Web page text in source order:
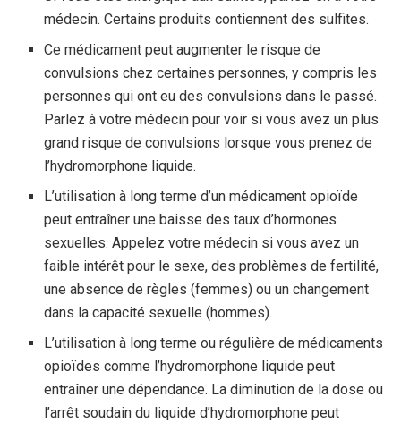
médecin. Certains produits contiennent des sulfites.
Ce médicament peut augmenter le risque de
convulsions chez certaines personnes, y compris les
personnes qui ont eu des convulsions dans le passé.
Parlez à votre médecin pour voir si vous avez un plus
grand risque de convulsions lorsque vous prenez de
l’hydromorphone liquide.
L’utilisation à long terme d’un médicament opioïde
peut entraîner une baisse des taux d’hormones
sexuelles. Appelez votre médecin si vous avez un
faible intérêt pour le sexe, des problèmes de fertilité,
une absence de règles (femmes) ou un changement
dans la capacité sexuelle (hommes).
L’utilisation à long terme ou régulière de médicaments
opioïdes comme l’hydromorphone liquide peut
entraîner une dépendance. La diminution de la dose ou
l’arrêt soudain du liquide d’hydromorphone peut